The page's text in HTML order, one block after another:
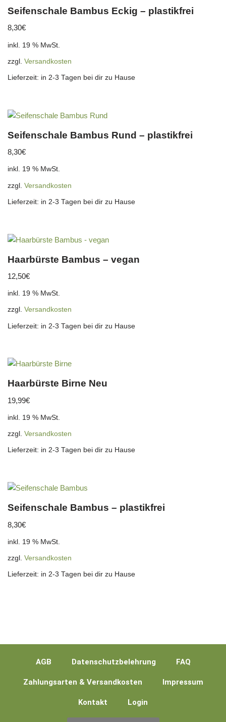
Seifenschale Bambus Eckig – plastikfrei
8,30€
inkl. 19 % MwSt.
zzgl. Versandkosten
Lieferzeit: in 2-3 Tagen bei dir zu Hause
Seifenschale Bambus Rund – plastikfrei
8,30€
inkl. 19 % MwSt.
zzgl. Versandkosten
Lieferzeit: in 2-3 Tagen bei dir zu Hause
Haarbürste Bambus – vegan
12,50€
inkl. 19 % MwSt.
zzgl. Versandkosten
Lieferzeit: in 2-3 Tagen bei dir zu Hause
Haarbürste Birne Neu
19,99€
inkl. 19 % MwSt.
zzgl. Versandkosten
Lieferzeit: in 2-3 Tagen bei dir zu Hause
Seifenschale Bambus – plastikfrei
8,30€
inkl. 19 % MwSt.
zzgl. Versandkosten
Lieferzeit: in 2-3 Tagen bei dir zu Hause
AGB Datenschutzbelehrung FAQ
Zahlungsarten & Versandkosten Impressum
Kontakt Login